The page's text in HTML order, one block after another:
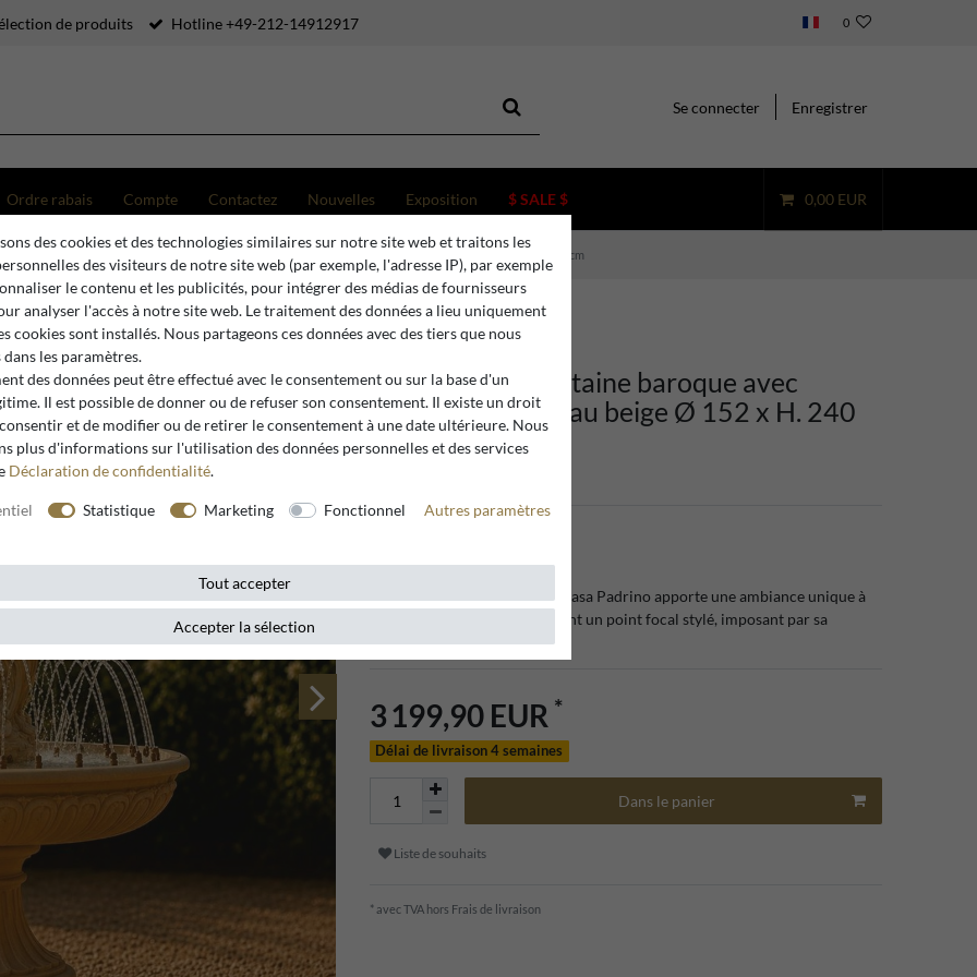
de produits Hotline +49-212-14912917 0
Se connecter Enregistrer
Ordre rabais Compte Contactez Nouvelles Exposition $ SALE $ 0,00 EUR
Casa Padrino fontaine baroque avec anneau de jet d'eau beige Ø 152 x H. 240 cm
Casa Padrino
Casa Padrino fontaine baroque avec
anneau de jet d'eau beige Ø 152 x H. 240
cm
L'élégante fontaine de jardin Casa Padrino apporte une ambiance unique à
tout espace extérieur et devient un point focal stylé, imposant par sa
présence.
3 199,90 EUR *
Délai de livraison 4 semaines
Dans le panier
Liste de souhaits
* avec TVA hors Frais de livraison
des cookies et des technologies similaires sur notre site web et traitons les
des visiteurs de notre site web (par exemple, l'adresse IP), par exemple
le contenu et les publicités, pour intégrer des médias de fournisseurs
analyser l'accès à notre site web. Le traitement des données a lieu uniquement
cookies sont installés. Nous partageons ces données avec des tiers que nous
les paramètres.
des données peut être effectué avec le consentement ou sur la base d'un
Il est possible de donner ou de refuser son consentement. Il existe un droit
et de modifier ou de retirer le consentement à une date ultérieure. Nous
plus d'informations sur l'utilisation des données personnelles et des services
Déclaration de confidentialité.
Statistique Marketing Fonctionnel Autres paramètres
Tout accepter
Accepter la sélection